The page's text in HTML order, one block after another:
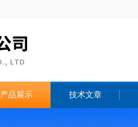
产品展示 技术文章